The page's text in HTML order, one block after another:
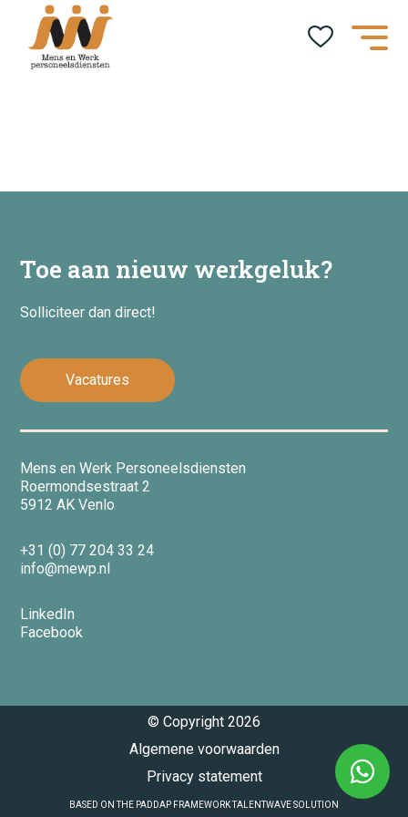
Social Return
Nieuws
Contact
Vacatures
Toe aan nieuw werkgeluk?
Solliciteer dan direct!
Vacatures
Mens en Werk Personeelsdiensten
Roermondsestraat 2
5912 AK Venlo
+31 (0) 77 204 33 24
info@mewp.nl
LinkedIn
Facebook
© Copyright 2026
Algemene voorwaarden
Privacy statement
BASED ON THE PADDAP FRAMEWORK TALENTWAVE SOLUTION